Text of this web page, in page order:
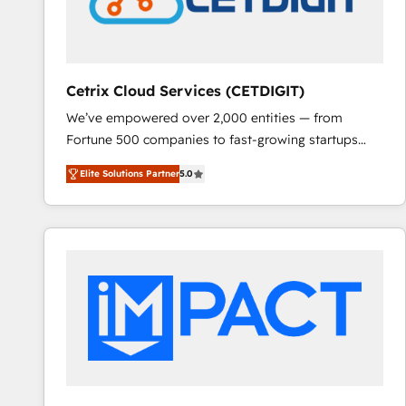
Cetrix Cloud Services (CETDIGIT)
We’ve empowered over 2,000 entities — from
Fortune 500 companies to fast-growing startups
and nonprofits — to streamline operations, scale
revenue, and unlock the full potential of HubSpot.
With deep technical and industry expertise, we fuse
automation, integration, and AI innovation to deliver
Sales, Service, Marketing & Content Hubs • AI voice
and chat agents, predictive automation, and smart
workflows • Salesforce + HubSpot integration •
RevOps and AI-driven sales enablement • Website
Elite Solutions Partner5.0